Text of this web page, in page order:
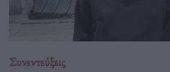
Συνεντεύξεις